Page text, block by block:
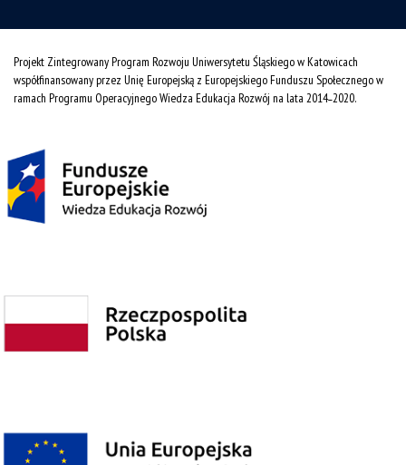
Projekt Zintegrowany Program Rozwoju Uniwersytetu Śląskiego w Katowicach
współfinansowany przez Unię Europejską z Europejskiego Funduszu Społecznego w
ramach Programu Operacyjnego Wiedza Edukacja Rozwój na lata 2014˗2020.